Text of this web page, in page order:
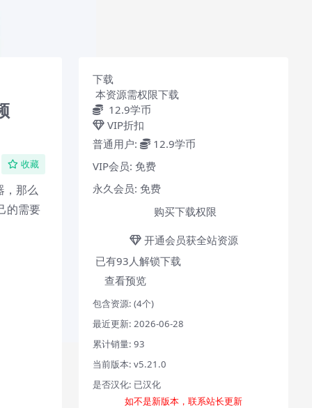
收藏
，那么
的需要
下载
本资源需权限下载
12.9学币
VIP折扣
普通用户:
12.9学币
VIP会员: 免费
永久会员: 免费
购买下载权限
开通会员获全站资源
已有93 人解锁下载
查看预览
包含资源: (4个)
最近更新: 2026-06-28
累计销量: 93
当前版本: v5.21.0
是否汉化: 已汉化
如不是新版本，联系站长更新